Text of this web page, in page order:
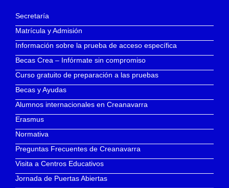
Secretaría
Matrícula y Admisión
Información sobre la prueba de acceso específica
Becas Crea – Infórmate sin compromiso
Curso gratuito de preparación a las pruebas
Becas y Ayudas
Alumnos internacionales en Creanavarra
Erasmus
Normativa
Preguntas Frecuentes de Creanavarra
Visita a Centros Educativos
Jornada de Puertas Abiertas